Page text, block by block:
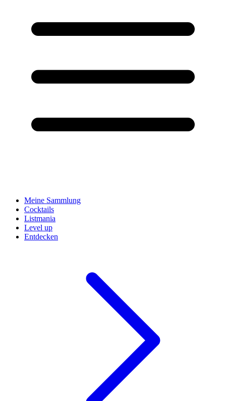
Meine Sammlung
Cocktails
Listmania
Level up
Entdecken